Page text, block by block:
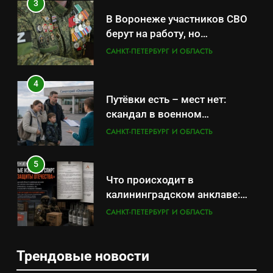
3
В Воронеже участников СВО
берут на работу, но
удержаться удаётся не всем
САНКТ-ПЕТЕРБУРГ И ОБЛАСТЬ
4
Путёвки есть – мест нет:
скандал в военном
санатории Владивостока
САНКТ-ПЕТЕРБУРГ И ОБЛАСТЬ
5
Что происходит в
калининградском анклаве:
военные изымают спирт «для
САНКТ-ПЕТЕРБУРГ И ОБЛАСТЬ
«500-тонный беспилотник»
Трендовые новости
5